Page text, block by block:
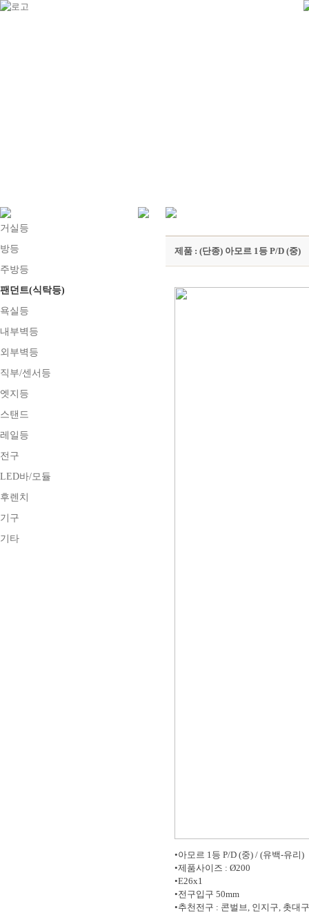
거실등
방등
주방등
팬던트(식탁등)
욕실등
내부벽등
외부벽등
직부/센서등
엣지등
스탠드
레일등
전구
LED바/모듈
후렌치
기구
기타
제품 : (단종) 아모르 1등 P/D (중)
•아모르 1등 P/D (중) / (유백-유리)
•제품사이즈 : Ø200
•E26x1
•전구입구 50mm
•추천전구 : 콘벌브, 인지구, 촛대구